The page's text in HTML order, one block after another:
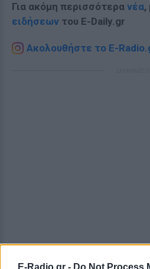
E-Radio.gr - Do Not Process
Για ακόμη περισσότερα νέα,
ειδήσεων του E-Daily.gr
Ακολουθήστε το E-